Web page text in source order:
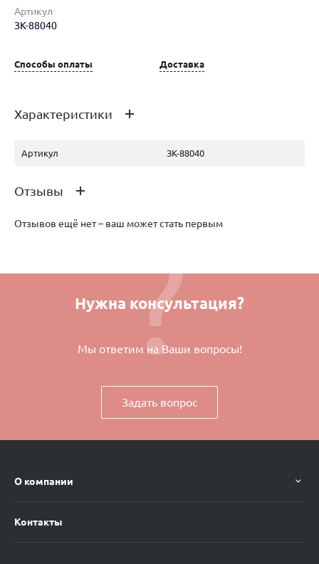
Наименование товара
Кольцо (29688821) 17.5
Артикул
ЗК-88040
Способы оплаты Доставка
Характеристики
Артикул ЗК-88040
Отзывы
Отзывов ещё нет – ваш может стать первым
Нужна консультация?
Мы ответим на Ваши вопросы!
Задать вопрос
О компании
Контакты